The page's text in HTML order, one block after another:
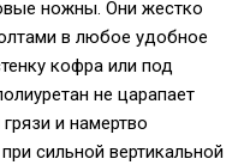
ножны. Они жестко
в любое удобное
кофра или под
не царапает
и намертво
сильной вертикальной